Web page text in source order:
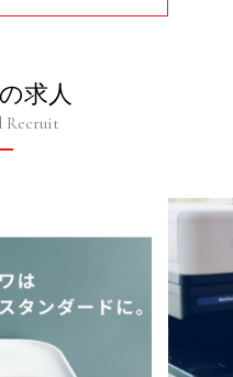
求人
Recruit